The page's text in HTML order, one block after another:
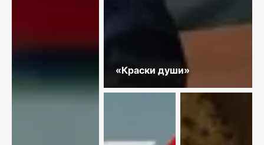
«Краски души»